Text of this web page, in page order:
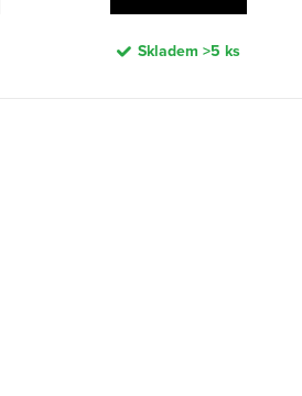
Skladem >5 ks